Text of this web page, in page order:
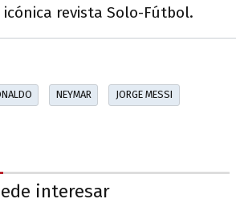
revista Solo-Fútbol.
NEYMAR JORGE MESSI
interesar